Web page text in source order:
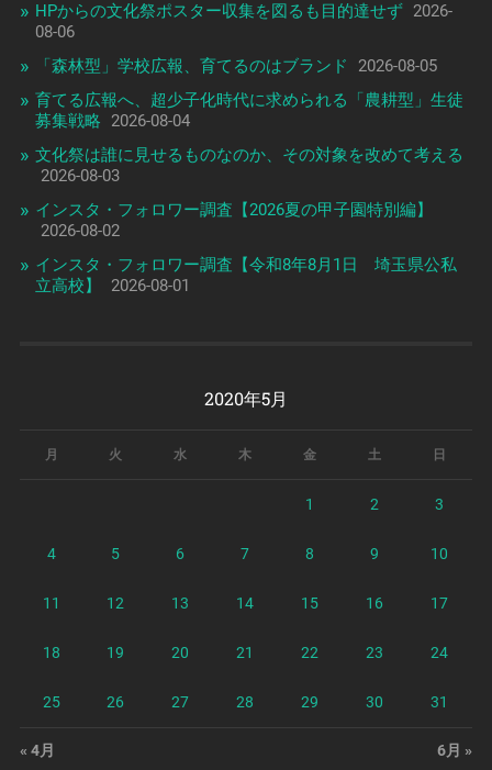
HPからの文化祭ポスター収集を図るも目的達せず
2026-
08-06
「森林型」学校広報、育てるのはブランド
2026-08-05
育てる広報へ、超少子化時代に求められる「農耕型」生徒
募集戦略
2026-08-04
文化祭は誰に見せるものなのか、その対象を改めて考える
2026-08-03
インスタ・フォロワー調査【2026夏の甲子園特別編】
2026-08-02
インスタ・フォロワー調査【令和8年8月1日 埼玉県公私
立高校】
2026-08-01
2020年5月
月 火 水 木 金 土 日
1 2 3
4 5 6 7 8 9 10
11 12 13 14 15 16 17
18 19 20 21 22 23 24
25 26 27 28 29 30 31
« 4月 6月 »